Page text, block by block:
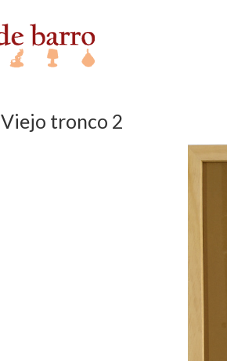
Viejo tronco 2